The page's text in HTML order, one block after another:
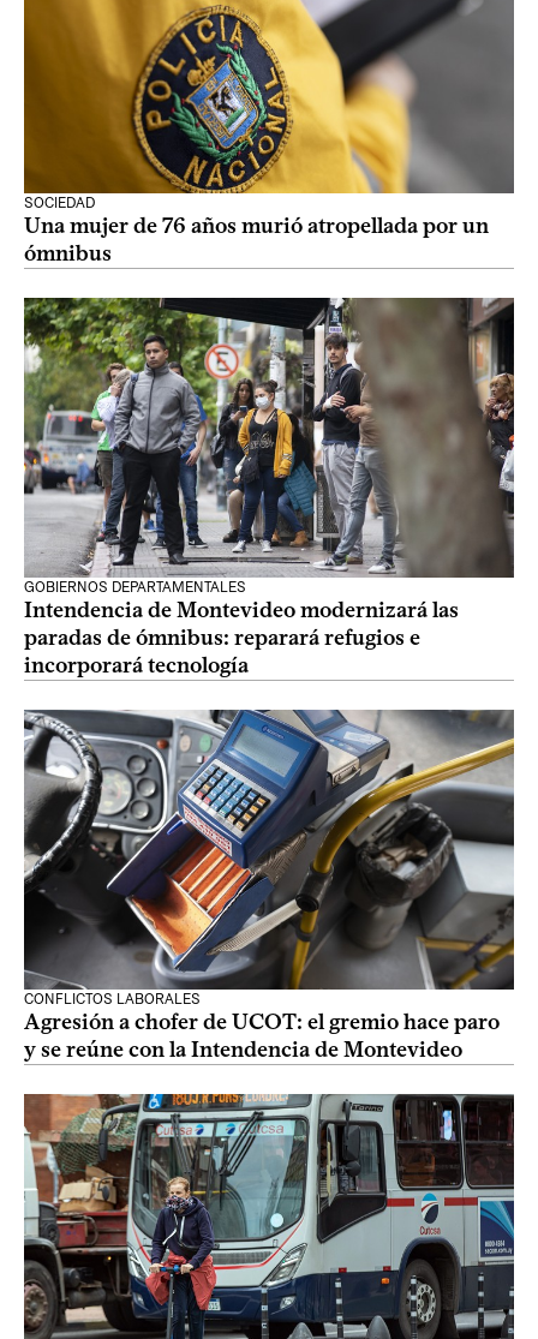
SOCIEDAD
Una mujer de 76 años murió atropellada por un
ómnibus
GOBIERNOS DEPARTAMENTALES
Intendencia de Montevideo modernizará las
paradas de ómnibus: reparará refugios e
incorporará tecnología
CONFLICTOS LABORALES
Agresión a chofer de UCOT: el gremio hace paro
y se reúne con la Intendencia de Montevideo